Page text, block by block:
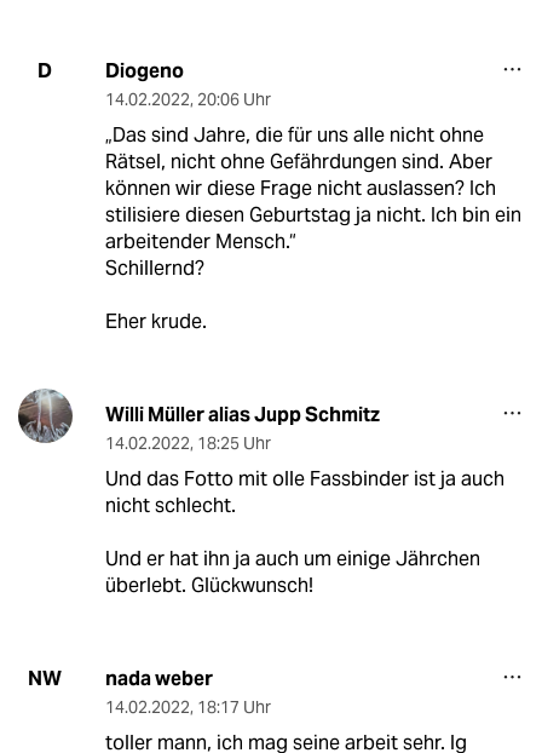
D Diogeno
14.02.2022, 20:06 Uhr
„Das sind Jahre, die für uns alle nicht ohne
Rätsel, nicht ohne Gefährdungen sind. Aber
können wir diese Frage nicht auslassen? Ich
stilisiere diesen Geburtstag ja nicht. Ich bin ein
arbeitender Mensch.“
Schillernd?
Eher krude.
Willi Müller alias Jupp Schmitz
14.02.2022, 18:25 Uhr
Und das Fotto mit olle Fassbinder ist ja auch
nicht schlecht.
Und er hat ihn ja auch um einige Jährchen
überlebt. Glückwunsch!
NW nada weber
14.02.2022, 18:17 Uhr
toller mann, ich mag seine arbeit sehr. lg